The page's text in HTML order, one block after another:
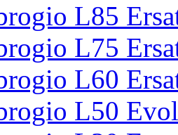
L85
L75
L60
L50